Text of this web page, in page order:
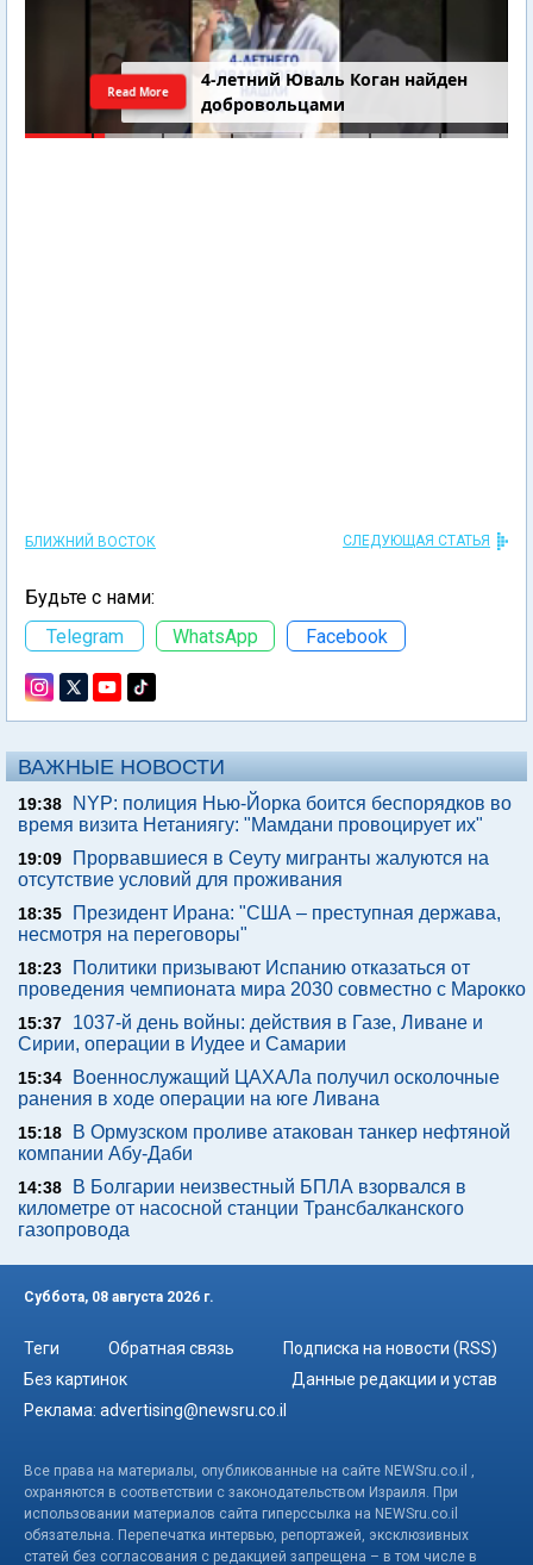
4-летний Юваль Коган найден
добровольцами
Read More
БЛИЖНИЙ ВОСТОК СЛЕДУЮЩАЯ СТАТЬЯ
Будьте с нами:
Telegram
WhatsApp Facebook
ВАЖНЫЕ НОВОСТИ
19:38
NYP: полиция Нью-Йорка боится беспорядков во
время визита Нетаниягу: "Мамдани провоцирует их"
19:09
Прорвавшиеся в Сеуту мигранты жалуются на
отсутствие условий для проживания
18:35
Президент Ирана: "США – преступная держава,
несмотря на переговоры"
18:23
Политики призывают Испанию отказаться от
проведения чемпионата мира 2030 совместно с Марокко
15:37
1037-й день войны: действия в Газе, Ливане и
Сирии, операции в Иудее и Самарии
15:34
Военнослужащий ЦАХАЛа получил осколочные
ранения в ходе операции на юге Ливана
15:18
В Ормузском проливе атакован танкер нефтяной
компании Абу-Даби
14:38
В Болгарии неизвестный БПЛА взорвался в
километре от насосной станции Трансбалканского
газопровода
Суббота, 08 августа 2026 г.
Теги Обратная связь
Подписка на новости (RSS)
Без картинок
Данные редакции и устав
Реклама: advertising@newsru.co.il
Все права на материалы, опубликованные на сайте NEWSru.co.il ,
охраняются в соответствии с законодательством Израиля. При
использовании материалов сайта гиперссылка на NEWSru.co.il
обязательна. Перепечатка интервью, репортажей, эксклюзивных
статей без согласования с редакцией запрещена – в том числе в